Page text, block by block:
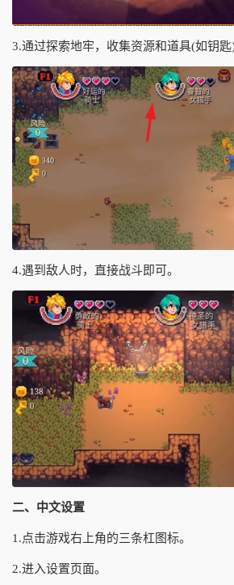
3.通过探索地牢，收集资源和道具(如钥匙
4.遇到敌人时，直接战斗即可。
二、中文设置
1.点击游戏右上角的三条杠图标。
2.进入设置页面。